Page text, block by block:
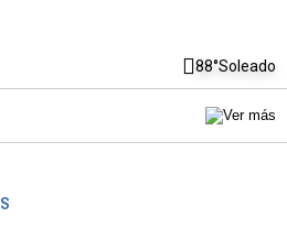
88°Soleado